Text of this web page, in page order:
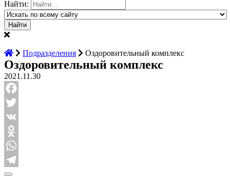
Найти:
Подразделения Оздоровительный комплекс
Оздоровительный комплекс
2021.11.30
Facebook
Twitter
VK
Odnoklassniki
WhatsApp
Telegram